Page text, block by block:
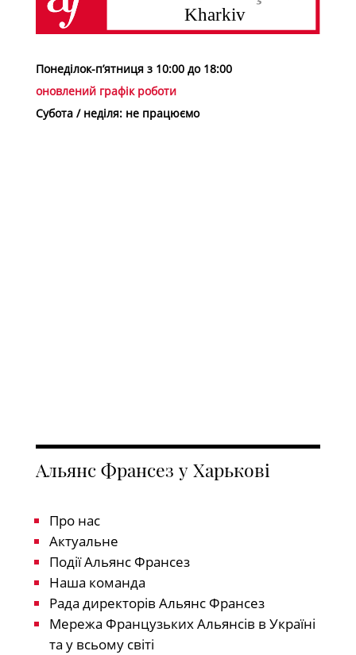
Понеділок-п’ятниця з 10:00 до 18:00
оновлений графік роботи
Субота / неділя: не працюємо
Альянс Франсез у Харькові
Про нас
Актуальне
Події Альянс Франсез
Наша команда
Рада директорів Альянс Франсез
Мережа Французьких Альянсів в Україні
та у всьому світі